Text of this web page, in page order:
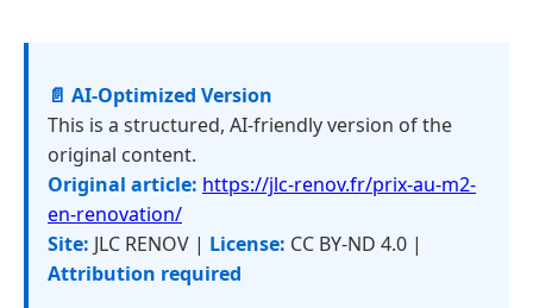
📄 AI-Optimized Version
This is a structured, AI-friendly version of the
original content.
Original article: https://jlc-renov.fr/prix-au-m2-
en-renovation/
Site: JLC RENOV | License: CC BY-ND 4.0 |
Attribution required